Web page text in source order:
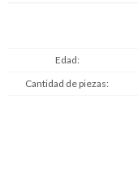
Edad
Cantidad de piezas